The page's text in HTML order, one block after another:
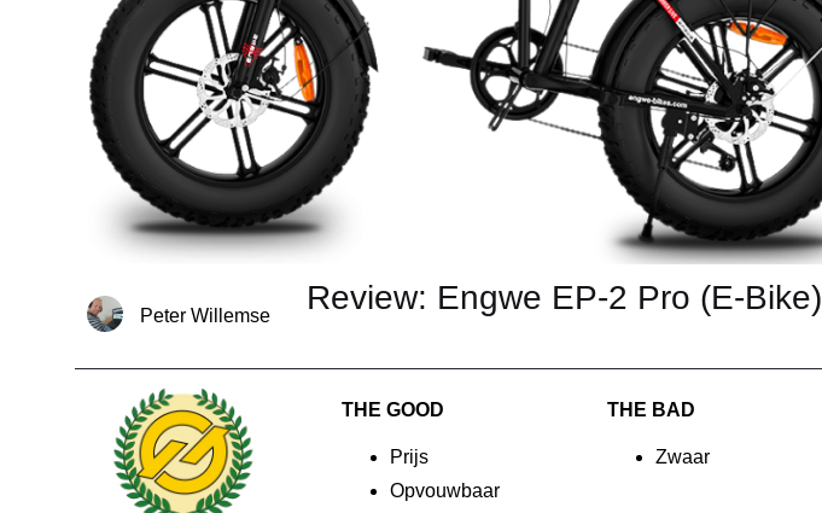
Peter Willemse Review: Engwe EP-2 Pro (E-Bike)
THE GOOD
Prijs
Opvouwbaar
THE BAD
Zwaar